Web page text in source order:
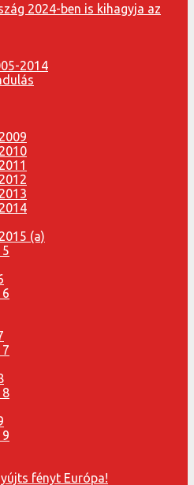
2024-ben is kihagyja az
2014
(a)
fényt Európa!